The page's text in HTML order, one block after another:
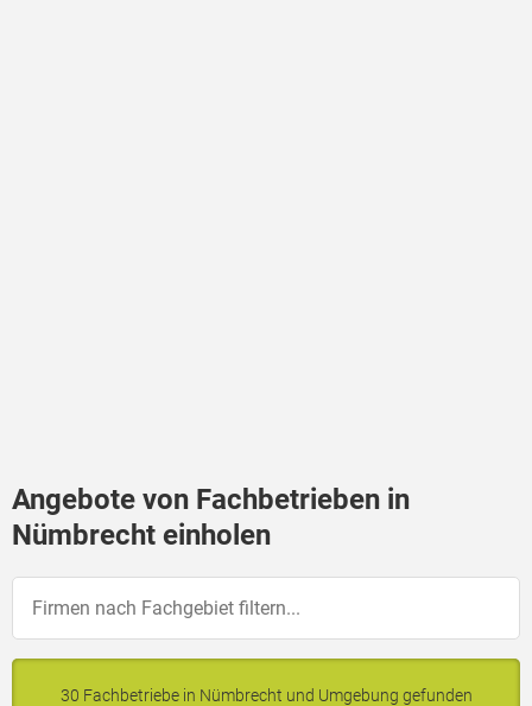
Angebote von Fachbetrieben in
Nümbrecht einholen
30 Fachbetriebe in Nümbrecht und Umgebung gefunden